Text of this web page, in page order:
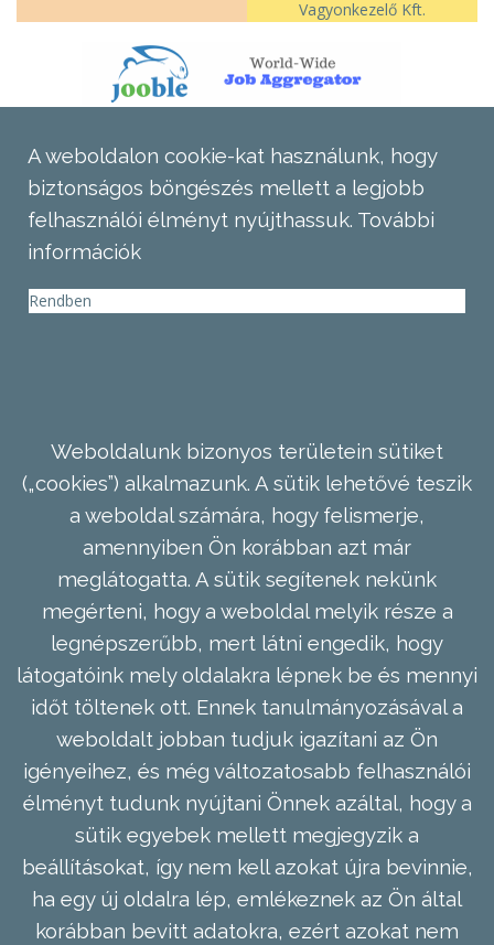
Vagyonkezelő Kft.
A weboldalon cookie-kat használunk, hogy
biztonságos böngészés mellett a legjobb
felhasználói élményt nyújthassuk. További
információk
Rendben
Weboldalunk bizonyos területein sütiket
(„cookies”) alkalmazunk. A sütik lehetővé teszik
a weboldal számára, hogy felismerje,
amennyiben Ön korábban azt már
meglátogatta. A sütik segítenek nekünk
megérteni, hogy a weboldal melyik része a
legnépszerűbb, mert látni engedik, hogy
látogatóink mely oldalakra lépnek be és mennyi
időt töltenek ott. Ennek tanulmányozásával a
weboldalt jobban tudjuk igazítani az Ön
igényeihez, és még változatosabb felhasználói
élményt tudunk nyújtani Önnek azáltal, hogy a
sütik egyebek mellett megjegyzik a
beállításokat, így nem kell azokat újra bevinnie,
ha egy új oldalra lép, emlékeznek az Ön által
korábban bevitt adatokra, ezért azokat nem